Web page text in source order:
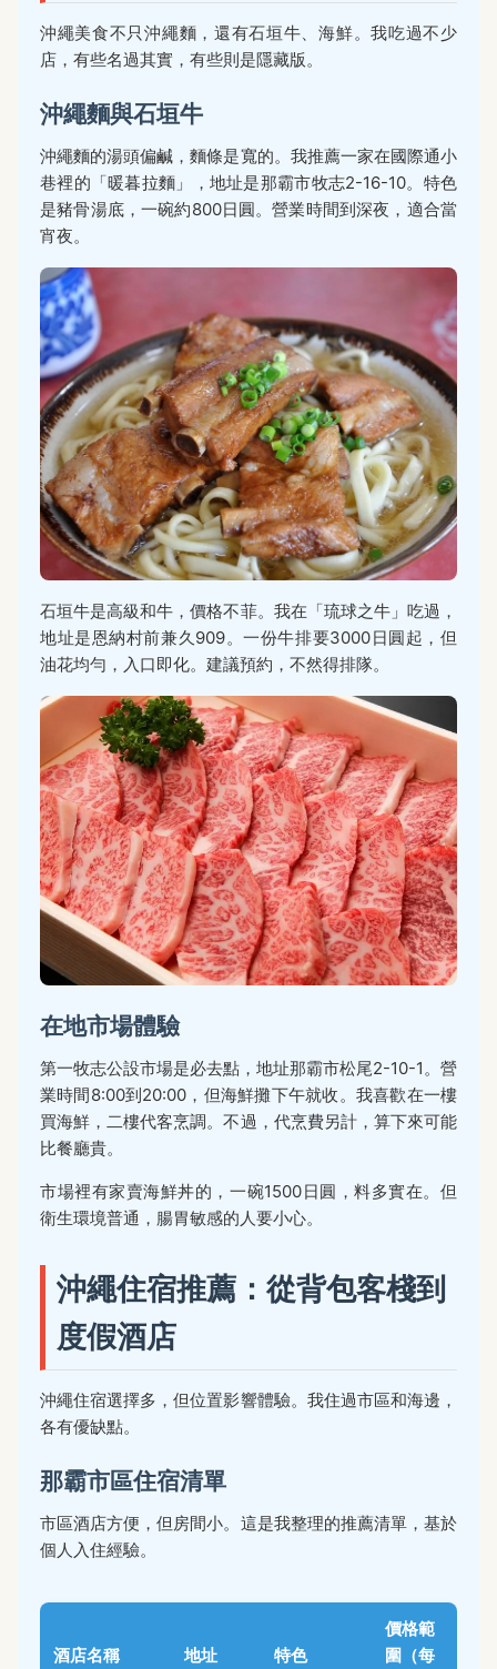
沖繩美食不只沖繩麵，還有石垣牛、海鮮。我吃過不少
店，有些名過其實，有些則是隱藏版。
沖繩麵與石垣牛
沖繩麵的湯頭偏鹹，麵條是寬的。我推薦一家在國際通小
巷裡的「暖暮拉麵」，地址是那霸市牧志2-16-10。特色
是豬骨湯底，一碗約800日圓。營業時間到深夜，適合當
宵夜。
石垣牛是高級和牛，價格不菲。我在「琉球之牛」吃過，
地址是恩納村前兼久909。一份牛排要3000日圓起，但
油花均勻，入口即化。建議預約，不然得排隊。
在地市場體驗
第一牧志公設市場是必去點，地址那霸市松尾2-10-1。營
業時間8:00到20:00，但海鮮攤下午就收。我喜歡在一樓
買海鮮，二樓代客烹調。不過，代烹費另計，算下來可能
比餐廳貴。
市場裡有家賣海鮮丼的，一碗1500日圓，料多實在。但
衛生環境普通，腸胃敏感的人要小心。
沖繩住宿推薦：從背包客棧到
度假酒店
沖繩住宿選擇多，但位置影響體驗。我住過市區和海邊，
各有優缺點。
那霸市區住宿清單
市區酒店方便，但房間小。這是我整理的推薦清單，基於
個人入住經驗。
酒店名稱 地址 特色
價格範
圍（每